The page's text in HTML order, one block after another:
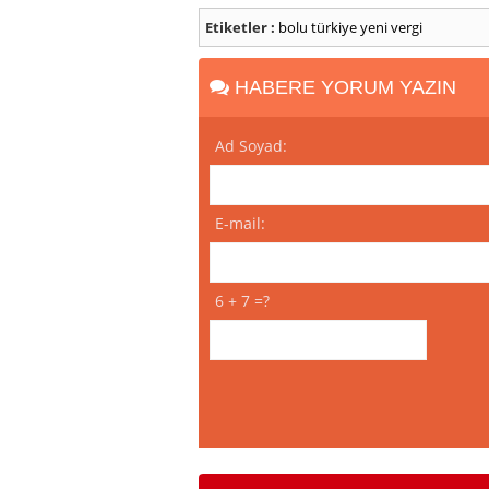
Etiketler : bolu türkiyeyeni vergi
HABERE YORUM YAZIN
Ad Soyad:
E-mail:
6 + 7 =?